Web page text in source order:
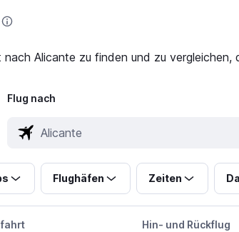
Alicante zu finden und zu vergleichen,
Flug nach
Flughäfen Zeiten
Hin- und Rückflug